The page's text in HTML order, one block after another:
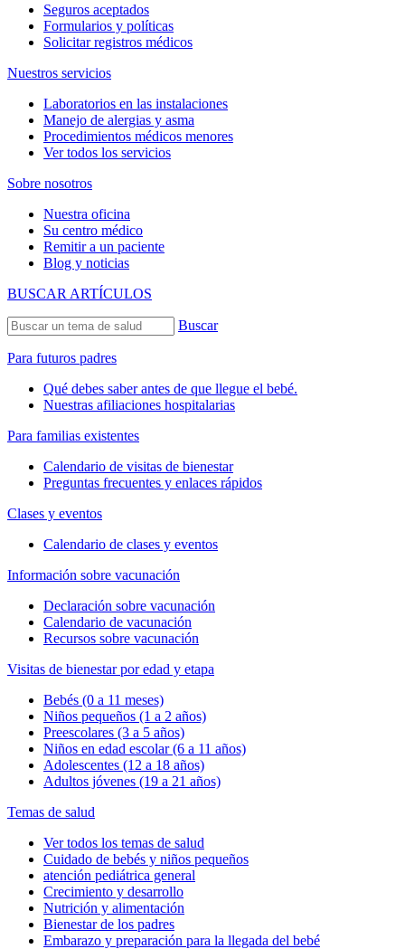
Seguros aceptados
Formularios y políticas
Solicitar registros médicos
Nuestros servicios
Laboratorios en las instalaciones
Manejo de alergias y asma
Procedimientos médicos menores
Ver todos los servicios
Sobre nosotros
Nuestra oficina
Su centro médico
Remitir a un paciente
Blog y noticias
BUSCAR ARTÍCULOS
Buscar
Para futuros padres
Qué debes saber antes de que llegue el bebé.
Nuestras afiliaciones hospitalarias
Para familias existentes
Calendario de visitas de bienestar
Preguntas frecuentes y enlaces rápidos
Clases y eventos
Calendario de clases y eventos
Información sobre vacunación
Declaración sobre vacunación
Calendario de vacunación
Recursos sobre vacunación
Visitas de bienestar por edad y etapa
Bebés (0 a 11 meses)
Niños pequeños (1 a 2 años)
Preescolares (3 a 5 años)
Niños en edad escolar (6 a 11 años)
Adolescentes (12 a 18 años)
Adultos jóvenes (19 a 21 años)
Temas de salud
Ver todos los temas de salud
Cuidado de bebés y niños pequeños
atención pediátrica general
Crecimiento y desarrollo
Nutrición y alimentación
Bienestar de los padres
Embarazo y preparación para la llegada del bebé